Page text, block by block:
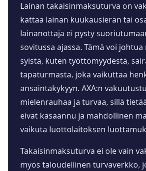
Lainan takaisinmaksuturva on
kattaa lainan kuukausierän tai
lainanottaja ei pysty
sovitussa ajassa. Tämä voi
syistä, kuten työttömyydestä,
tapaturmasta, joka vaikuttaa
ansaintakykyyn. AXA:n
mielenrauhaa ja turvaa, sillä
eivät kasaannu ja mahdollinen
vaikuta luottolaitoksen
Takaisinmaksuturva ei ole vain
myös taloudellinen turvaverkko,